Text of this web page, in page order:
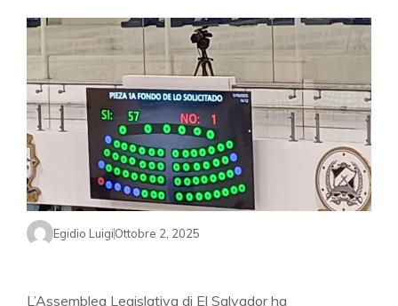
Egidio LuigiOttobre 2, 2025
L’Assemblea Legislativa di El Salvador ha